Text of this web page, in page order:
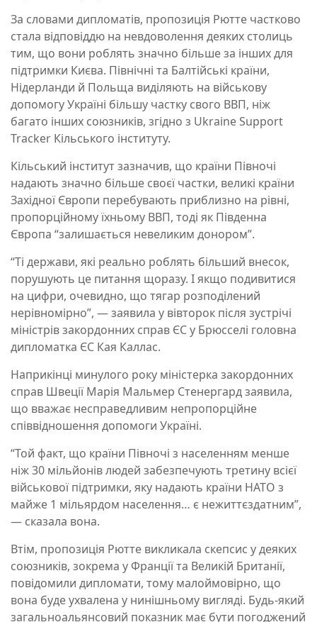
За словами дипломатів, пропозиція Рютте частково
стала відповіддю на невдоволення деяких столиць
тим, що вони роблять значно більше за інших для
підтримки Києва. Північні та Балтійські країни,
Нідерланди й Польща виділяють на військову
допомогу Україні більшу частку свого ВВП, ніж
багато інших союзників, згідно з Ukraine Support
Tracker Кільського інституту.
Кільський інститут зазначив, що країни Півночі
надають значно більше своєї частки, великі країни
Західної Європи перебувають приблизно на рівні,
пропорційному їхньому ВВП, тоді як Південна
Європа “залишається невеликим донором”.
“Ті держави, які реально роблять більший внесок,
порушують це питання щоразу. І якщо подивитися
на цифри, очевидно, що тягар розподілений
нерівномірно”, — заявила у вівторок після зустрічі
міністрів закордонних справ ЄС у Брюсселі головна
дипломатка ЄС Кая Каллас.
Наприкінці минулого року міністерка закордонних
справ Швеції Марія Мальмер Стенергард заявила,
що вважає несправедливим непропорційне
співвідношення допомоги Україні.
“Той факт, що країни Півночі з населенням менше
ніж 30 мільйонів людей забезпечують третину всієї
військової підтримки, яку надають країни НАТО з
майже 1 мільярдом населення… є нежиттєздатним”,
— сказала вона.
Втім, пропозиція Рютте викликала скепсис у деяких
союзників, зокрема у Франції та Великій Британії,
повідомили дипломати, тому малоймовірно, що
вона буде ухвалена у нинішньому вигляді. Будь-який
загальноальянсовий показник має бути погоджений